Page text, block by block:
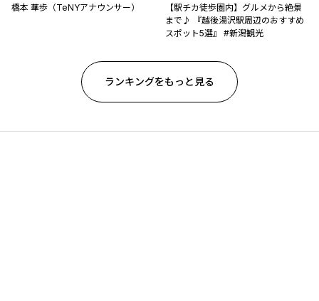
橋本 華歩（TeNYアナウンサー）
【駅チカ徒歩圏内】グルメから絶景
まで♪ 『越後湯沢駅周辺のおすすめ
スポット5選』 #新潟観光
ランキングをもっと見る